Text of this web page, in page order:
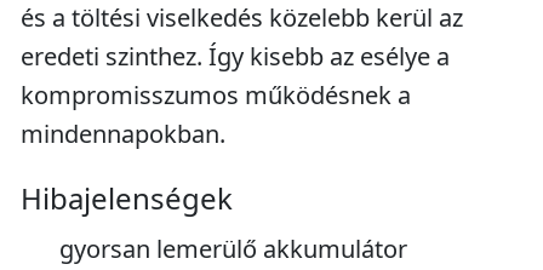
és a töltési viselkedés közelebb kerül az
eredeti szinthez. Így kisebb az esélye a
kompromisszumos működésnek a
mindennapokban.
Hibajelenségek
gyorsan lemerülő akkumulátor